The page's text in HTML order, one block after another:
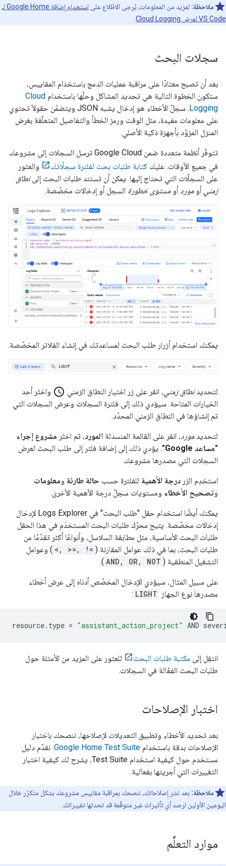
ملاحظة: لمزيد من المعلومات، يُرجى الاطّلاع على
استخدام إضافة Google Home لـ
VS Code لعرض Cloud Logging
سجلات البحث
بعد أن تصبح معتادًا على مراقبة عمليات الدمج باستخدام المقاييس،
ستكون الخطوة التالية هي تحديد المشاكل وحلّها باستخدام Cloud
Logging
. سجلّ الأخطاء هو إدخال يشبه JSON ويتضمّن حقولاً تحتوي
على معلومات مفيدة، مثل الوقت ورمز الخطأ والتفاصيل المتعلّقة بغرض
المنزل المزوّد بأجهزة ذكية الأصلي.
تتوفّر أنظمة متعددة ضمن Google Cloud ترسل السجلات إلى مشروعك
في جميع الأوقات. عليك كتابة طلبات بحث لفلترة سجلّاتك
والعثور
على السجلّات التي تحتاج إليها. يمكن أن تستند طلبات البحث إلىنطاق
زمني أو مورد أو مستوى خطورة السجل أو إدخالات مخصّصة.
يمكنك استخدام أزرار طلب البحث لمساعدتك في إنشاء الفلاتر المخصّصة.
لتحديدنطاق زمني، انقر على زر اختيار النطاق الزمني schedule واختَر أحد
الخيارات المتاحة. سيؤدي ذلك إلى فلترة السجلات وعرض السجلات التي
تم إنشاؤها في النطاق الزمني المحدّد.
لتحديد مورد، انقر على القائمة المنسدلة المورد، ثم اختَر مشروع إجراء
"مساعد Google"
. يؤدي ذلك إلى إضافة فلتر إلى طلب البحث لعرض
السجلات التي مصدرها مشروعك.
استخدِم الزر درجة الأهمية للفلترة حسب حالة طارئة ومعلومات
وتصحيح الأخطاء ومستويات سجلّ درجة الأهمية الأخرى.
يمكنك أيضًا استخدام حقل "طلب البحث" في Logs Explorer لإدخال
إدخالات مخصّصة. يتيح محرّك طلبات البحث المستخدَم في هذا الحقل
طلبات البحث الأساسية، مثل مطابقة السلاسل، وأنواعًا أكثر تقدّمًا من
طلبات البحث، بما في ذلك عوامل المقارنة ( <, >=, != ) وعوامل
التشغيل المنطقية ( AND, OR, NOT
).
على سبيل المثال، سيؤدي الإدخال المخصّص أدناه إلى عرض أخطاء
مصدرها نوع الجهاز LIGHT
:
resource. type = "assistant_action_project" AND
انتقِل إلى مكتبة طلبات البحث
للعثور على المزيد من الأمثلة حول
طلبات البحث الفعّالة في السجلات.
اختبار الإصلاحات
بعد تحديد الأخطاء وتطبيق التعديلات لإصلاحها، ننصحك باختبار
الإصلاحات بدقة باستخدام Google Home Test Suite. نقدّم دليل
مستخدم حول كيفية استخدام Test Suite، يشرح لك كيفية اختبار
التغييرات التي أجريتها بفعالية.
ملاحظة: بعد نشر إصلاحاتك، ننصحك بمراقبة مقاييس مشروعك بشكل متكرّر خلال
اليومين الأولين لرصد أي تأثيرات غير متوقّعة قد تحدثها تغييراتك.
موارد التعلُّم